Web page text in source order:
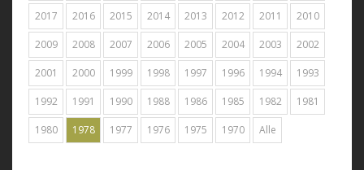
2017 2016 2015 2014 2013 2012 2011 2010
2009 2008 2007 2006 2005 2004 2003 2002
2001 2000 1999 1998 1997 1996 1994 1993
1992 1991 1990 1988 1986 1985 1982 1981
1980 1978 1977 1976 1975 1970 Alle